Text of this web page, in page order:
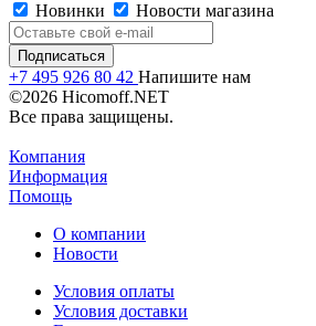
Новинки
Новости магазина
+7 495 926 80 42 Напишите нам
©2026 Hicomoff.NET
Все права защищены.
Компания
Информация
Помощь
О компании
Новости
Условия оплаты
Условия доставки